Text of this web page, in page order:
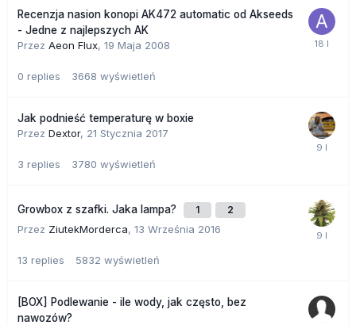
Recenzja nasion konopi AK472 automatic od Akseeds
- Jedne z najlepszych AK
Przez Aeon Flux, 19 Maja 2008
0 replies 3668 wyświetleń
Jak podnieść temperaturę w boxie
Przez Dextor, 21 Stycznia 2017
3 replies 3780 wyświetleń
Growbox z szafki. Jaka lampa? 1 2
Przez ZiutekMorderca, 13 Września 2016
13 replies 5832 wyświetleń
[BOX] Podlewanie - ile wody, jak często, bez
nawozów?